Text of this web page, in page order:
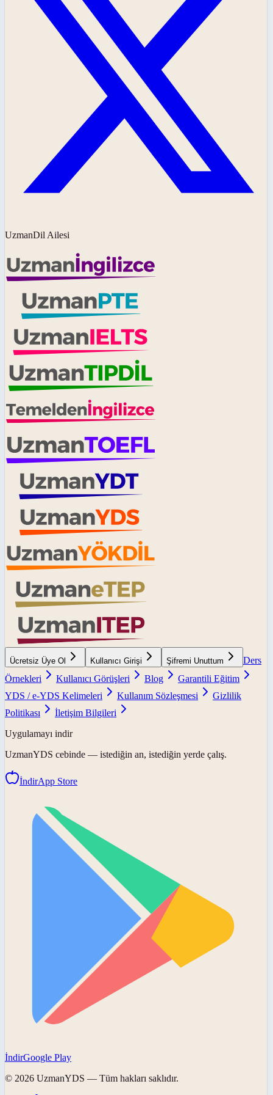
UzmanDil Ailesi
Ücretsiz Üye Ol Kullanıcı Girişi Şifremi Unuttum
Ders
Örnekleri
Kullanıcı Görüşleri Blog
Garantili Eğitim
YDS / e-YDS Kelimeleri
Kullanım Sözleşmesi
Gizlilik
Politikası
İletişim Bilgileri
Uygulamayı indir
UzmanYDS cebinde — istediğin an, istediğin yerde çalış.
İndirApp Store
İndirGoogle Play
© 2026 UzmanYDS — Tüm hakları saklıdır.